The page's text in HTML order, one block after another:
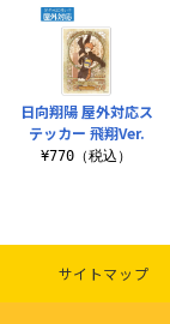
日向翔陽 屋外対応ス
テッカー 飛翔Ver.
¥770（税込）
サイトマップ